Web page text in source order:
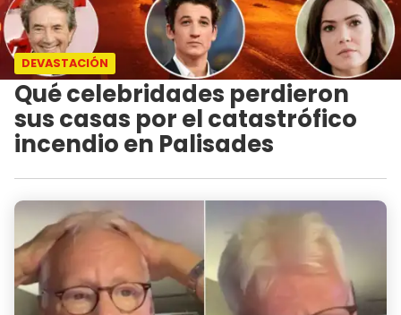
DEVASTACIÓN
Qué celebridades perdieron
sus casas por el catastrófico
incendio en Palisades